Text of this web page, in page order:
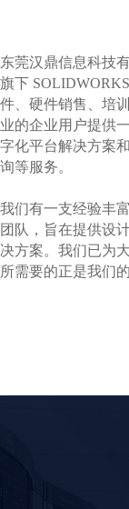
东莞汉鼎信息科技
旗下
件、硬件销售、培
业的企业用户提供
字化平台解决方案
询等服务。
我们有一支经验丰
团队，旨在提供设
决方案。我们已为
所需要的正是我们
Dongguan H&Q